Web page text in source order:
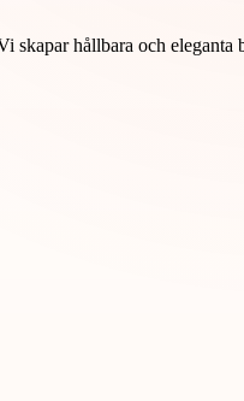
skapar hållbara och eleganta